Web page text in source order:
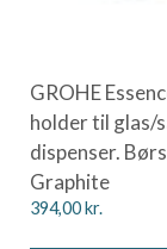
GROHE
holder til glas/
dispenser.
Graphite
394,00kr.